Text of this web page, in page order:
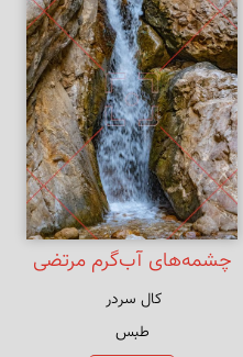
چشمه‌های آب‌گرم مرتضی
علی
طبس